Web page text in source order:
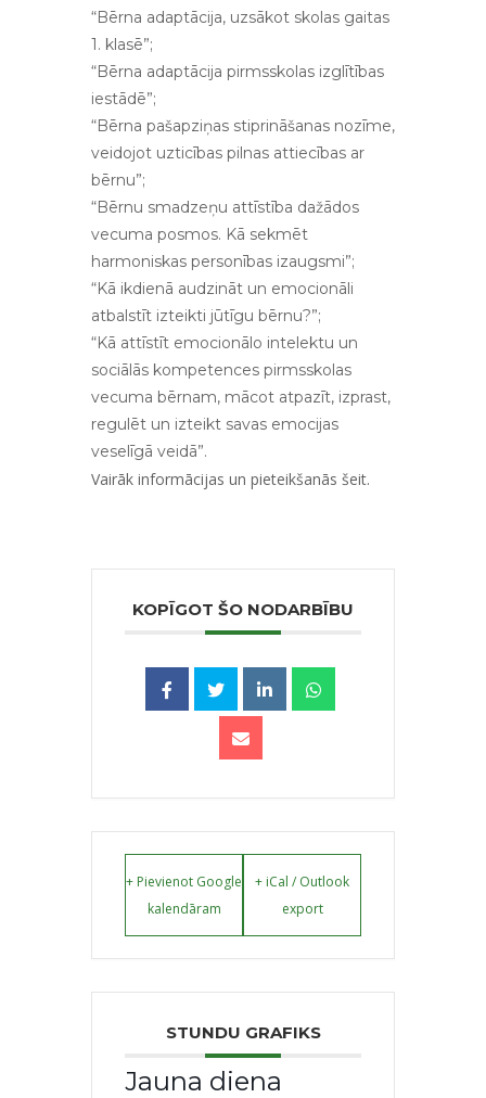
“Bērna adaptācija, uzsākot skolas gaitas
1. klasē”;
“Bērna adaptācija pirmsskolas izglītības
iestādē”;
“Bērna pašapziņas stiprināšanas nozīme,
veidojot uzticības pilnas attiecības ar
bērnu”;
“Bērnu smadzeņu attīstība dažādos
vecuma posmos. Kā sekmēt
harmoniskas personības izaugsmi”;
“Kā ikdienā audzināt un emocionāli
atbalstīt izteikti jūtīgu bērnu?”;
“Kā attīstīt emocionālo intelektu un
sociālās kompetences pirmsskolas
vecuma bērnam, mācot atpazīt, izprast,
regulēt un izteikt savas emocijas
veselīgā veidā”.
Vairāk informācijas un pieteikšanās šeit.
KOPĪGOT ŠO NODARBĪBU
+ Pievienot Google
kalendāram
+ iCal / Outlook
export
STUNDU GRAFIKS
Jauna diena